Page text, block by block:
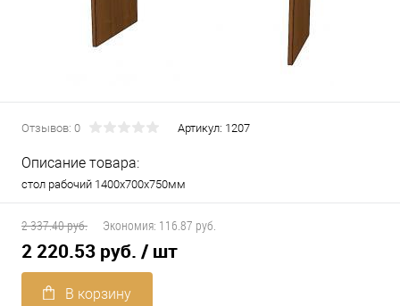
Отзывов: 0 Артикул: 1207
Описание товара:
стол рабочий 1400х700х750мм
2 337.40 руб. Экономия: 116.87 руб.
2 220.53 руб. / шт
В корзину